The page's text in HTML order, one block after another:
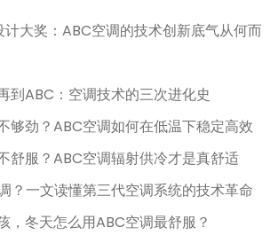
大奖：ABC空调的技术创新底气从何而
到ABC：空调技术的三次进化史
够劲？ABC空调如何在低温下稳定高效
舒服？ABC空调辐射供冷才是真舒适
？一文读懂第三代空调系统的技术革命
，冬天怎么用ABC空调最舒服？